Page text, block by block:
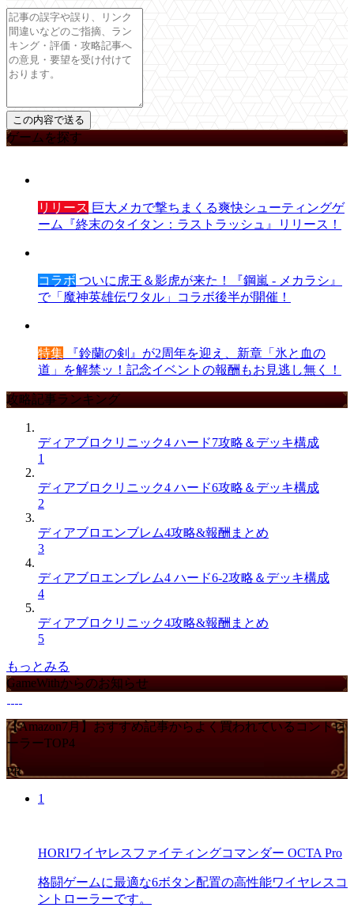
ゲームを探す
リリース 巨大メカで撃ちまくる爽快シューティングゲ
ーム『終末のタイタン：ラストラッシュ』リリース！
コラボ ついに虎王＆影虎が来た！『鋼嵐 - メカラシ』
で「魔神英雄伝ワタル」コラボ後半が開催！
特集 『鈴蘭の剣』が2周年を迎え、新章「氷と血の
道」を解禁ッ！記念イベントの報酬もお見逃し無く！
攻略記事ランキング
ディアブロクリニック4 ハード7攻略＆デッキ構成
1
ディアブロクリニック4 ハード6攻略＆デッキ構成
2
ディアブロエンブレム4攻略&報酬まとめ
3
ディアブロエンブレム4 ハード6-2攻略＆デッキ構成
4
ディアブロクリニック4攻略&報酬まとめ
5
もっとみる
GameWithからのお知らせ
【Amazon7月】おすすめ記事からよく買われているコントロ
ーラーTOP4
PR
1
HORIワイヤレスファイティングコマンダー OCTA Pro
格闘ゲームに最適な6ボタン配置の高性能ワイヤレスコ
ントローラーです。